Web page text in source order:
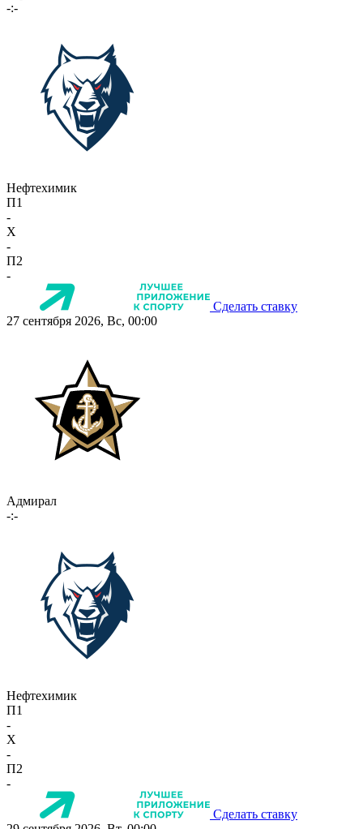
-:-
Нефтехимик
П1
-
X
-
П2
-
Сделать ставку
27 сентября 2026, Вс, 00:00
Адмирал
-:-
Нефтехимик
П1
-
X
-
П2
-
Сделать ставку